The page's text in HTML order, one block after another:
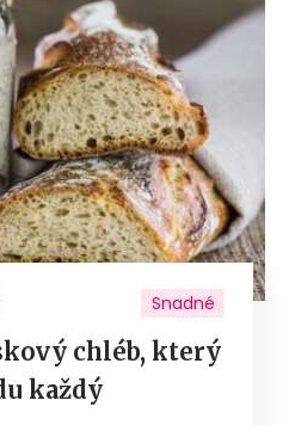
Snadné
chléb, který
každý